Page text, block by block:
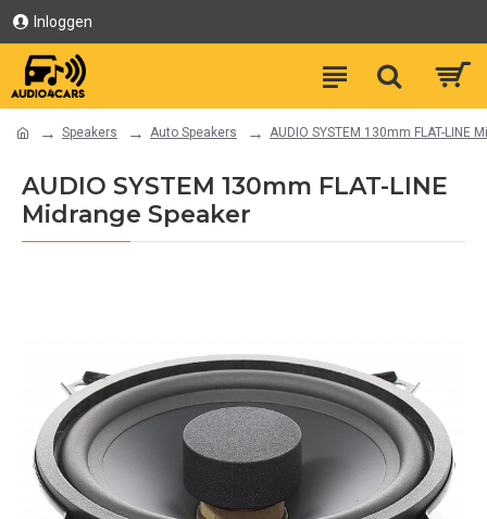
Inloggen
Speakers Auto Speakers AUDIO SYSTEM 130mm FLAT-LINE
AUDIO SYSTEM 130mm FLAT-LINE
Midrange Speaker